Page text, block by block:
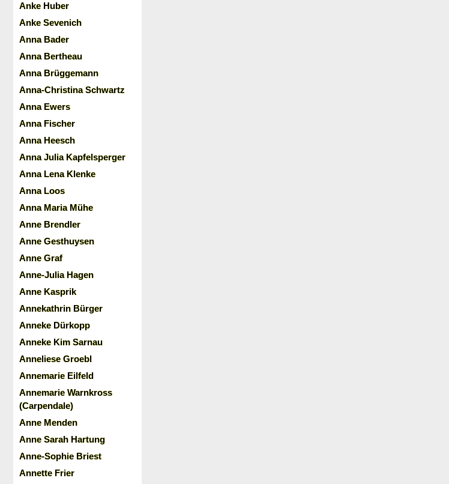
Anke Huber
Anke Sevenich
Anna Bader
Anna Bertheau
Anna Brüggemann
Anna-Christina Schwartz
Anna Ewers
Anna Fischer
Anna Heesch
Anna Julia Kapfelsperger
Anna Lena Klenke
Anna Loos
Anna Maria Mühe
Anne Brendler
Anne Gesthuysen
Anne Graf
Anne-Julia Hagen
Anne Kasprik
Annekathrin Bürger
Anneke Dürkopp
Anneke Kim Sarnau
Anneliese Groebl
Annemarie Eilfeld
Annemarie Warnkross
(Carpendale)
Anne Menden
Anne Sarah Hartung
Anne-Sophie Briest
Annette Frier